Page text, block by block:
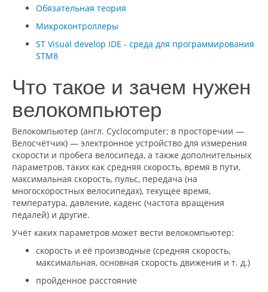
Обязательная теория
Микроконтроллеры
ST Visual develop IDE - среда для программирования
STM8
Что такое и зачем нужен
велокомпьютер
Велокомпьютер (англ. Cyclocomputer; в просторечии —
Велосчётчик) — электронное устройство для измерения
скорости и пробега велосипеда, а также дополнительных
параметров, таких как средняя скорость, время в пути,
максимальная скорость, пульс, передача (на
многоскоростных велосипедах), текущее время,
температура, давление, каденс (частота вращения
педалей) и другие.
Учёт каких параметров может вести велокомпьютер:
скорость и её производные (средняя скорость,
максимальная, основная скорость движения и т. д.)
пройденное расстояние